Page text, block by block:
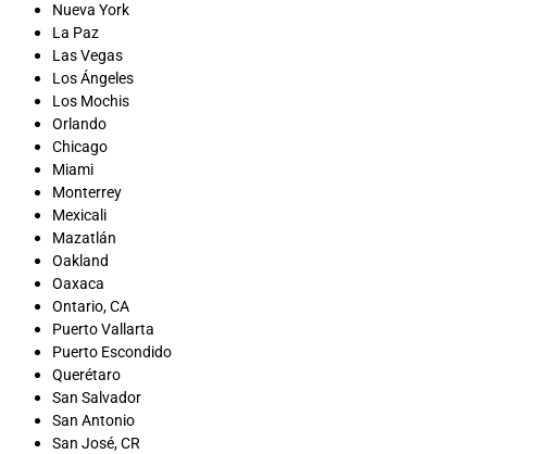
Nueva York
La Paz
Las Vegas
Los Ángeles
Los Mochis
Orlando
Chicago
Miami
Monterrey
Mexicali
Mazatlán
Oakland
Oaxaca
Ontario, CA
Puerto Vallarta
Puerto Escondido
Querétaro
San Salvador
San Antonio
San José, CR